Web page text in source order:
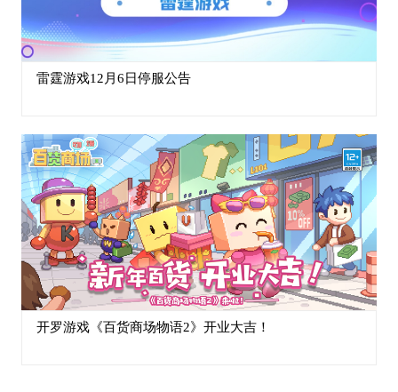
雷霆游戏12月6日停服公告
开罗游戏《百货商场物语2》开业大吉！